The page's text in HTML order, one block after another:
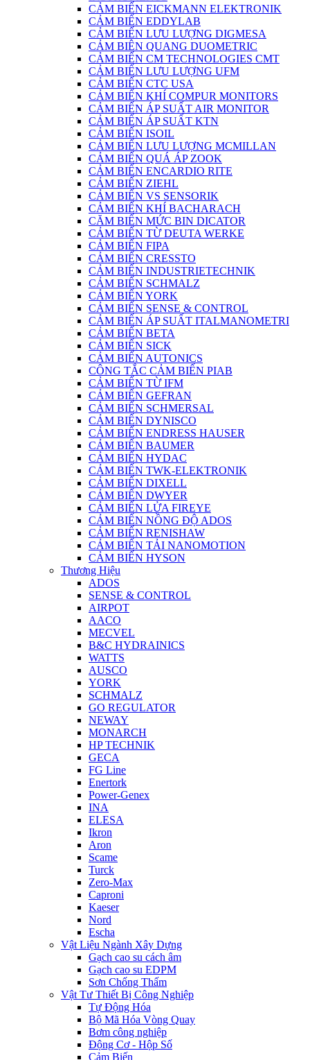
CẢM BIẾN EICKMANN ELEKTRONIK
CẢM BIẾN EDDYLAB
CẢM BIẾN LƯU LƯỢNG DIGMESA
CẢM BIÊN QUANG DUOMETRIC
CẢM BIẾN CM TECHNOLOGIES CMT
CẢM BIẾN LƯU LƯỢNG UFM
CẢM BIẾN CTC USA
CẢM BIẾN KHÍ COMPUR MONITORS
CẢM BIẾN ÁP SUẤT AIR MONITOR
CẢM BIẾN ÁP SUẤT KTN
CẢM BIẾN ISOIL
CẢM BIẾN LƯU LƯỢNG MCMILLAN
CẢM BIẾN QUÁ ÁP ZOOK
CẢM BIẾN ENCARDIO RITE
CẢM BIẾN ZIEHL
CẢM BIẾN VS SENSORIK
CẢM BIẾN KHÍ BACHARACH
CĂM BIẾN MỨC BIN DICATOR
CẢM BIẾN TỪ DEUTA WERKE
CẢM BIẾN FIPA
CẢM BIẾN CRESSTO
CẢM BIẾN INDUSTRIETECHNIK
CẢM BIẾN SCHMALZ
CẢM BIẾN YORK
CẢM BIẾN SENSE & CONTROL
CẢM BIẾN ÁP SUẤT ITALMANOMETRI
CẢM BIẾN BETA
CẢM BIẾN SICK
CẢM BIẾN AUTONICS
CÔNG TẮC CẢM BIẾN PIAB
CẢM BIẾN TỪ IFM
CẢM BIẾN GEFRAN
CẢM BIẾN SCHMERSAL
CẢM BIẾN DYNISCO
CẢM BIẾN ENDRESS HAUSER
CẢM BIẾN BAUMER
CẢM BIẾN HYDAC
CẢM BIẾN TWK-ELEKTRONIK
CẢM BIẾN DIXELL
CẢM BIẾN DWYER
CẢM BIẾN LỬA FIREYE
CẢM BIẾN NỒNG ĐỘ ADOS
CẢM BIẾN RENISHAW
CẢM BIẾN TẢI NANOMOTION
CẢM BIẾN HYSON
Thương Hiệu
ADOS
SENSE & CONTROL
AIRPOT
AACO
MECVEL
B&C HYDRAINICS
WATTS
AUSCO
YORK
SCHMALZ
GO REGULATOR
NEWAY
MONARCH
HP TECHNIK
GECA
FG Line
Enertork
Power-Genex
INA
ELESA
Ikron
Aron
Scame
Turck
Zero-Max
Caproni
Kaeser
Nord
Escha
Vật Liệu Ngành Xây Dựng
Gạch cao su cách âm
Gạch cao su EDPM
Sơn Chống Thấm
Vật Tư Thiết Bị Công Nghiệp
Tự Động Hóa
Bộ Mã Hóa Vòng Quay
Bơm công nghiệp
Động Cơ - Hộp Số
Cảm Biến